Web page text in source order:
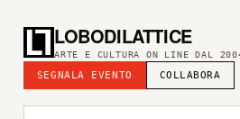
LOBODILATTICE
ARTE E CULTURA ON LINE DAL
SEGNALA EVENTO COLLABORA